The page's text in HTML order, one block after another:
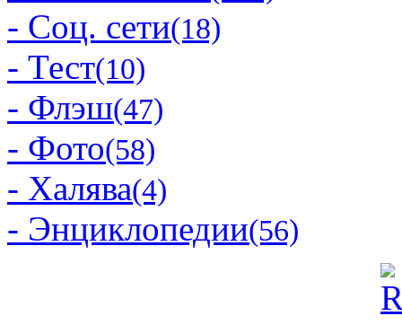
- Соц. сети(18)
- Тест(10)
- Флэш(47)
- Фото(58)
- Халява(4)
- Энциклопедии(56)